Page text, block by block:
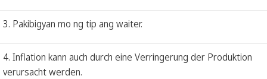
3. Pakibigyan mo ng tip ang waiter.
4. Inflation kann auch durch eine Verringerung der Produktion
verursacht werden.